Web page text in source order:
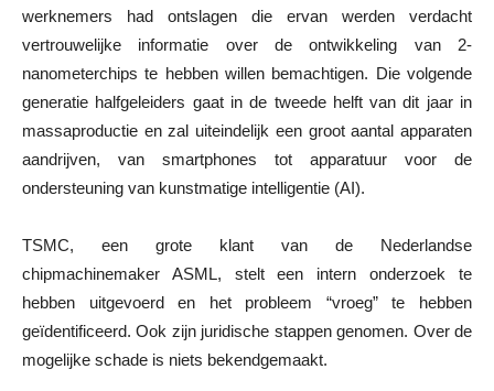
werknemers had ontslagen die ervan werden verdacht
vertrouwelijke informatie over de ontwikkeling van 2-
nanometerchips te hebben willen bemachtigen. Die volgende
generatie halfgeleiders gaat in de tweede helft van dit jaar in
massaproductie en zal uiteindelijk een groot aantal apparaten
aandrijven, van smartphones tot apparatuur voor de
ondersteuning van kunstmatige intelligentie (AI).
TSMC, een grote klant van de Nederlandse
chipmachinemaker ASML, stelt een intern onderzoek te
hebben uitgevoerd en het probleem “vroeg” te hebben
geïdentificeerd. Ook zijn juridische stappen genomen. Over de
mogelijke schade is niets bekendgemaakt.